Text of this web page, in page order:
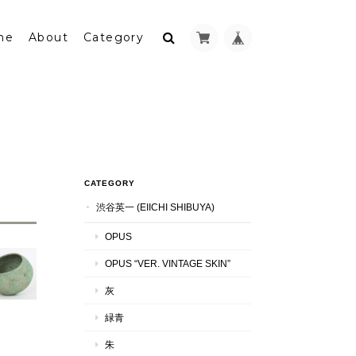
About Category
CATEGORY
渋谷英一 (EIICHI SHIBUYA)
OPUS
OPUS “VER. VINTAGE SKIN”
灰
緑青
朱